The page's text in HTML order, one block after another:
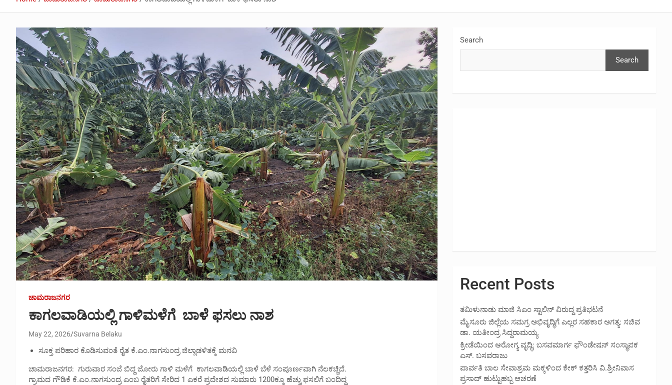
ಚಾಮರಾಜನಗರ
ಕಾಗಲವಾಡಿಯಲ್ಲಿ ಗಾಳಿಮಳೆಗೆ ಬಾಳೆ ಫಸಲು ನಾಶ
May 22, 2026 Suvarna Belaku
ಸೂಕ್ತ ಪರಿಹಾರ ಕೊಡಿಸುವಂತೆ ರೈತ ಕೆ.ಎಂ.ನಾಗಸುಂದ್ರ ಜಿಲ್ಲಾಡಳಿತಕ್ಕೆ ಮನವಿ
ಚಾಮರಾಜನಗರ: ಗುರುವಾರ ಸಂಜೆ ಬಿದ್ದ ಜೋರು ಗಾಳಿ ಮಳೆಗೆ ಕಾಗಲವಾಡಿಯಲ್ಲಿ ಬಾಳೆ ಬೆಳೆ ಸಂಪೂರ್ಣವಾಗಿ ನೆಲಕಚ್ಚಿದೆ.
ಗ್ರಾಮದ ಗೌಡಿಕೆ ಕೆ.ಎಂ.ನಾಗಸುಂದ್ರ ಎಂಬ ರೈತರಿಗೆ ಸೇರಿದ 1 ಎಕರೆ ಪ್ರದೇಶದ ಸುಮಾರು 1200ಕ್ಕೂ ಹೆಚ್ಚು ಫಸಲಿಗೆ ಬಂದಿದ್ದ
Search
Search
Recent Posts
ತಮಿಳುನಾಡು ಮಾಜಿ ಸಿಎಂ ಸ್ಟಾಲಿನ್ ವಿರುದ್ದ ಪ್ರತಿಭಟನೆ
ಮೈಸೂರು ಜಿಲ್ಲೆಯ ಸಮಗ್ರ ಅಭಿವೃದ್ಧಿಗೆ ಎಲ್ಲರ ಸಹಕಾರ ಅಗತ್ಯ: ಸಚಿವ
ಡಾ. ಯತೀಂದ್ರ ಸಿದ್ದರಾಮಯ್ಯ
ಕ್ರೀಡೆಯಿಂದ ಆರೋಗ್ಯ ವೃದ್ಧಿ: ಬಸವಮಾರ್ಗ ಫೌಂಡೇಷನ್ ಸಂಸ್ಥಾಪಕ
ಎಸ್. ಬಸವರಾಜು
ಪಾರ್ವತಿ ಬಾಲ ಸೇವಾಶ್ರಮ ಮಕ್ಕಳಿಂದ ಕೇಕ್ ಕತ್ತರಿಸಿ ವಿ.ಶ್ರೀನಿವಾಸ
ಪ್ರಸಾದ್ ಹುಟ್ಟುಹಬ್ಬ ಆಚರಣೆ